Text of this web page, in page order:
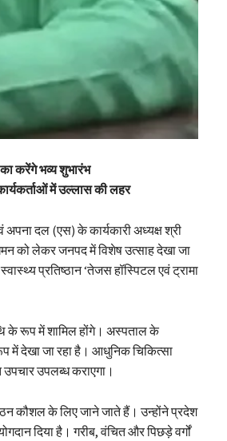
करेंगे भव्य शुभारंभ
में उल्लास की लहर
दल (एस) के कार्यकारी अध्यक्ष श्री
को लेकर जनपद में विशेष उत्साह देखा जा
प्रतिष्ठान ‘तेजस हॉस्पिटल एवं ट्रामा
के रूप में शामिल होंगे। अस्पताल के
में देखा जा रहा है। आधुनिक चिकित्सा
उपलब्ध कराएगा।
कौशल के लिए जाने जाते हैं। उन्होंने प्रदेश
दिया है। गरीब, वंचित और पिछड़े वर्गों